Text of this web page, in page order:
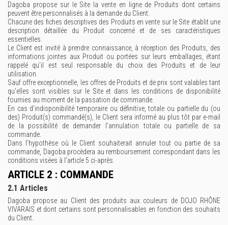
Dagoba propose sur le Site la vente en ligne de Produits dont certains
peuvent être personnalisés à la demande du Client.
Chacune des fiches descriptives des Produits en vente sur le Site établit une
description détaillée du Produit concerné et de ses caractéristiques
essentielles.
Le Client est invité à prendre connaissance, à réception des Produits, des
informations jointes aux Produit ou portées sur leurs emballages, étant
rappelé qu’il est seul responsable du choix des Produits et de leur
utilisation.
Sauf offre exceptionnelle, les offres de Produits et de prix sont valables tant
qu’elles sont visibles sur le Site et dans les conditions de disponibilité
fournies au moment de la passation de commande.
En cas d’indisponibilité temporaire ou définitive, totale ou partielle du (ou
des) Produit(s) commandé(s), le Client sera informé au plus tôt par e-mail
de la possibilité de demander l’annulation totale ou partielle de sa
commande.
Dans l’hypothèse où le Client souhaiterait annuler tout ou partie de sa
commande, Dagoba procèdera au remboursement correspondant dans les
conditions visées à l’article 5 ci-après.
ARTICLE 2 : COMMANDE
2.1 Articles
Dagoba propose au Client des produits aux couleurs de DOJO RHÔNE
VIVARAIS et dont certains sont personnalisables en fonction des souhaits
du Client.